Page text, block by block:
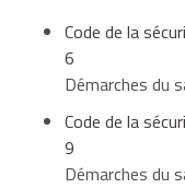
remet une feuille
bénéficier de la
travail.
Vous devez
professionnel de
Code de la
6
Démarches du
Code de la
9
Démarches du